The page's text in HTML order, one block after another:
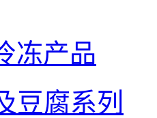
冻产品
豆腐系列